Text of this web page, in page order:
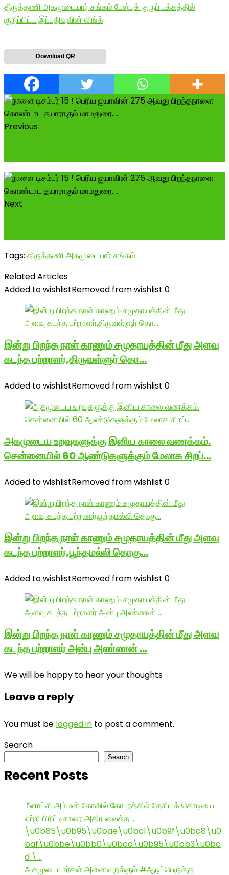
திருத்தணி அகமுடையார் சங்கம் பேஸ்புக் குருப் பக்கத்தில்
குறிப்பிட்ட இப்பதிவுவின் லிங்க்
Download QR
Previous
Next
Tags: திருத்தணி அகமுடையார் சங்கம்
Related Articles
Added to wishlistRemoved from wishlist 0
இன்று பிறந்த நாள் காணும் சமுதாயத்தின் மீது அளவு
கடந்த பற்றாளர்,திருவள்ளுர் தொ…
Added to wishlistRemoved from wishlist 0
அகமுடைய உறவுகளுக்கு இனிய காலை வணக்கம்.
சென்னையில் 60 ஆண்டுகளுக்கும் மேலாக சிறப்…
Added to wishlistRemoved from wishlist 0
இன்று பிறந்த நாள் காணும் சமுதாயத்தின் மீது அளவு
கடந்த பற்றாளர்,பூந்தமல்லி தொகு…
Added to wishlistRemoved from wishlist 0
இன்று பிறந்த நாள் காணும் சமுதாயத்தின் மீது அளவு
கடந்த பற்றாளர் அன்பு அண்ணன் …
We will be happy to hear your thoughts
Leave a reply
You must be logged in to post a comment.
Search
Search
Recent Posts
மீனாட்சி அம்மன் கோவில் கோபுரத்தில் தேசியக் கொடியை
ஏற்றி பிரிட்டிசாரை அதிர வைத்த …
\u0b85\u0b95\u0bae\u0bc1\u0b9f\u0bc8\u0
baf\u0bbe\u0bb0\u0bcd\u0b95\u0bb3\u0bc
d \…
அகமுடையார்கள் அனைவருக்கும் #ஆடிப்பெருக்கு